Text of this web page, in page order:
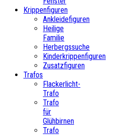
Krippenfiguren
Ankleidefiguren
Heilige
Familie
Herbergssuche
Kinderkrippenfiguren
Zusatzfiguren
Trafos
Flackerlicht-
Trafo
Trafo
für
Glühbirnen
Trafo